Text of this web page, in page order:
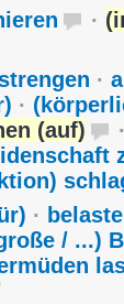
·
·
·
(auf)
·
·
/ ...)